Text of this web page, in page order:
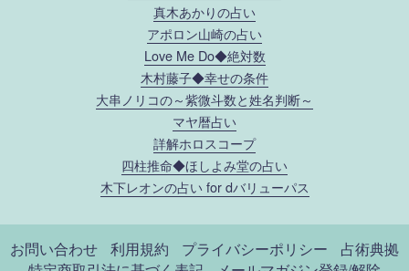
真木あかりの占い
アポロン山崎の占い
Love Me Do◆絶対数
木村藤子◆幸せの条件
大串ノリコの～紫微斗数と姓名判断～
マヤ暦占い
詳解ホロスコープ
四柱推命◆ほしよみ堂の占い
木下レオンの占い for dバリューパス
お問い合わせ 利用規約 プライバシーポリシー
占術典拠